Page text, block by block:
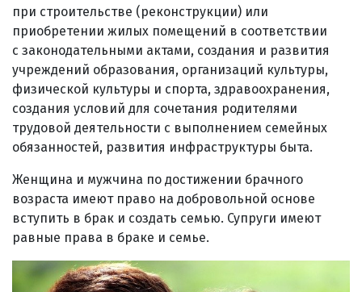
при строительстве (реконструкции) или
приобретении жилых помещений в соответствии
с законодательными актами, создания и развития
учреждений образования, организаций культуры,
физической культуры и спорта, здравоохранения,
создания условий для сочетания родителями
трудовой деятельности с выполнением семейных
обязанностей, развития инфраструктуры быта.
Женщина и мужчина по достижении брачного
возраста имеют право на добровольной основе
вступить в брак и создать семью. Супруги имеют
равные права в браке и семье.